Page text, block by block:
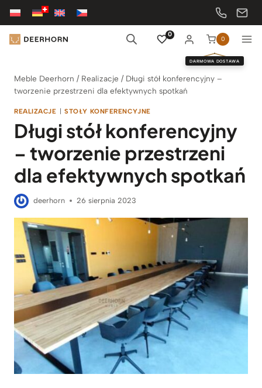
Przejdź
treści
0
0
DARMOWA DOSTAWA
Meble Deerhorn / Realizacje / Długi stół konferencyjny –
tworzenie przestrzeni dla efektywnych spotkań
REALIZACJE | STOŁY KONFERENCYJNE
Długi stół konferencyjny
– tworzenie przestrzeni
dla efektywnych spotkań
deerhorn 26 sierpnia 2023